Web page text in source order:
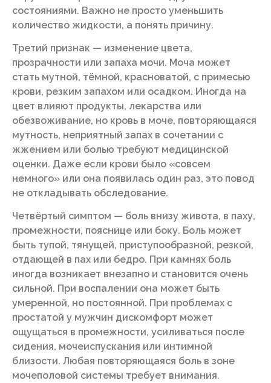
состояниями. Важно не просто уменьшить
количество жидкости, а понять причину.
Третий признак — изменение цвета,
прозрачности или запаха мочи. Моча может
стать мутной, тёмной, красноватой, с примесью
крови, резким запахом или осадком. Иногда на
цвет влияют продукты, лекарства или
обезвоживание, но кровь в моче, повторяющаяся
мутность, неприятный запах в сочетании с
жжением или болью требуют медицинской
оценки. Даже если крови было «совсем
немного» или она появилась один раз, это повод
не откладывать обследование.
Четвёртый симптом — боль внизу живота, в паху,
промежности, пояснице или боку. Боль может
быть тупой, тянущей, приступообразной, резкой,
отдающей в пах или бедро. При камнях боль
иногда возникает внезапно и становится очень
сильной. При воспалении она может быть
умеренной, но постоянной. При проблемах с
простатой у мужчин дискомфорт может
ощущаться в промежности, усиливаться после
сидения, мочеиспускания или интимной
близости. Любая повторяющаяся боль в зоне
мочеполовой системы требует внимания.